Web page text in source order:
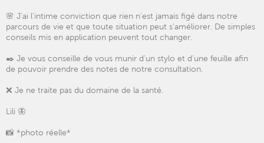
🌸 J'ai l'intime conviction que rien n'est jamais figé dans notre
parcours de vie et que toute situation peut s'améliorer. De simples
conseils mis en application peuvent tout changer.
✒️ Je vous conseille de vous munir d'un stylo et d'une feuille afin
de pouvoir prendre des notes de notre consultation.
❌ Je ne traite pas du domaine de la santé.
Lili 🦋
📸 *photo réelle*